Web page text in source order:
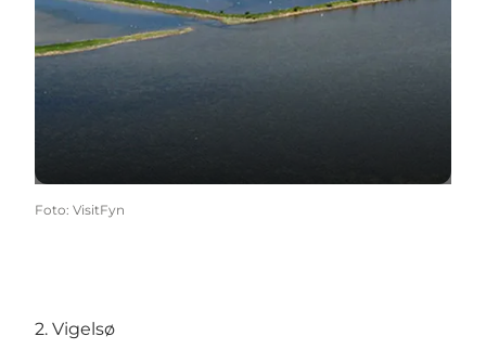
Foto: VisitFyn
2. Vigelsø